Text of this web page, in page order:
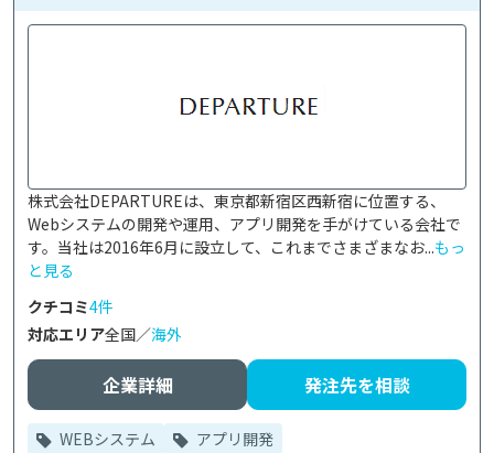
株式会社DEPARTUREは、東京都新宿区西新宿に位置する、
Webシステムの開発や運用、アプリ開発を手がけている会社で
す。当社は2016年6月に設立して、これまでさまざまなお...もっ
と見る
クチコミ4件
対応エリア全国／海外
企業詳細 発注先を相談
WEBシステム アプリ開発